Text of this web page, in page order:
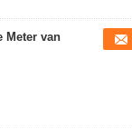
Meter van